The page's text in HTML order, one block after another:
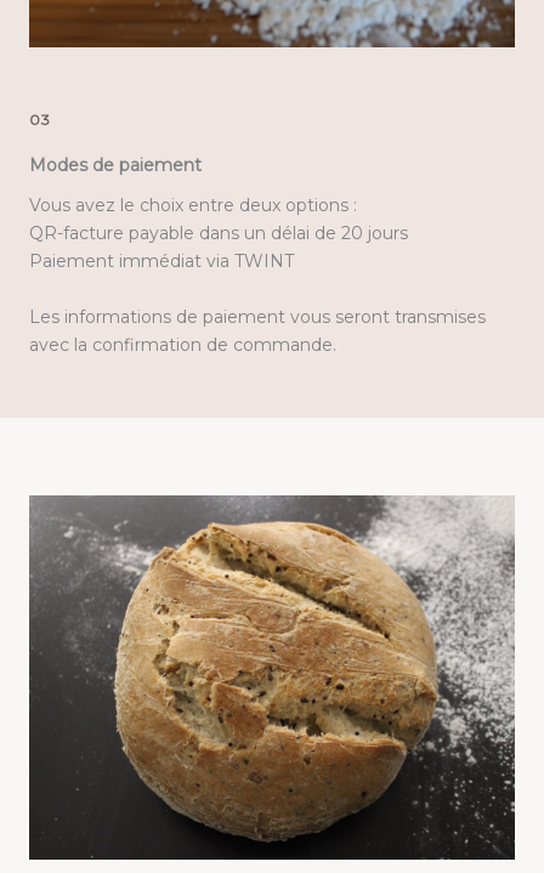
03
Modes de paiement
Vous avez le choix entre deux options :
QR-facture payable dans un délai de 20 jours
Paiement immédiat via TWINT
Les informations de paiement vous seront transmises
avec la confirmation de commande.